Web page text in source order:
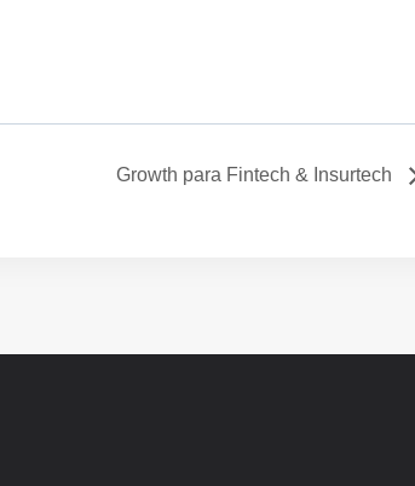
Growth para Fintech & Insurtech